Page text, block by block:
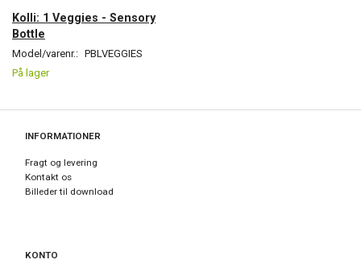
Kolli: 1 Veggies - Sensory
Bottle
Model/varenr.: PBLVEGGIES
På lager
INFORMATIONER
Fragt og levering
Kontakt os
Billeder til download
KONTO